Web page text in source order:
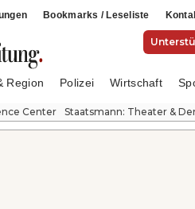
Bookmarks / Leseliste
Region Polizei Wirtschaft
Center Staatsmann: Theater &